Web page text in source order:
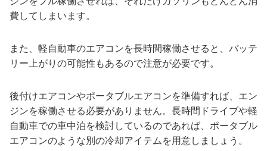
費してしまいます。
また、軽自動車のエアコンを長時間稼働させると、バッテ
リー上がりの可能性もあるので注意が必要です。
後付けエアコンやポータブルエアコンを準備すれば、エン
ジンを稼働させる必要がありません。長時間ドライブや軽
自動車での車中泊を検討しているのであれば、ポータブル
エアコンのような別の冷却アイテムを用意しましょう。